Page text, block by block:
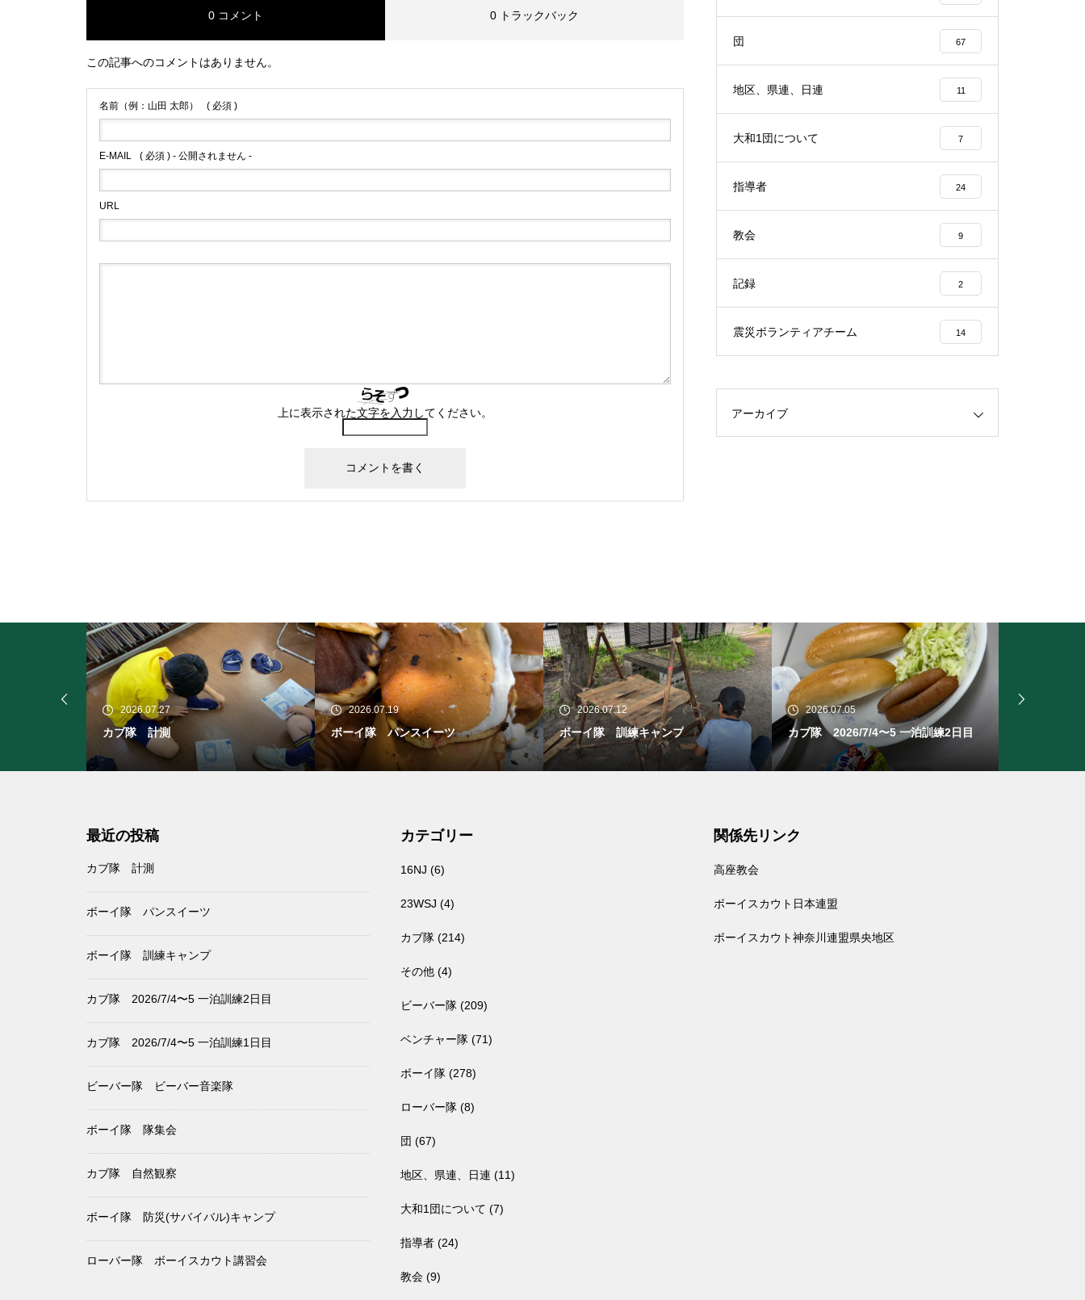
0 コメント 0 トラックバック
この記事へのコメントはありません。
名前（例：山田 太郎） ( 必須 )
E-MAIL ( 必須 ) - 公開されません -
URL
上に表示された文字を入力してください。
団 67
地区、県連、日連 11
大和1団について 7
指導者 24
教会 9
記録 2
震災ボランティアチーム 14
アーカイブ
2026.07.19
ボーイ隊 パンスイーツ
2026.07.12
ボーイ隊 訓練キャンプ
2026.07.05
カブ隊 2026/7/4〜5 一泊訓練2日目
2026.07.05
カブ隊 2026/7/4〜5 一泊訓練1日目
最近の投稿
カブ隊 計測
ボーイ隊 パンスイーツ
ボーイ隊 訓練キャンプ
カブ隊 2026/7/4〜5 一泊訓練2日目
カブ隊 2026/7/4〜5 一泊訓練1日目
ビーバー隊 ビーバー音楽隊
ボーイ隊 隊集会
カブ隊 自然観察
ボーイ隊 防災(サバイバル)キャンプ
ローバー隊 ボーイスカウト講習会
カテゴリー
16NJ (6)
23WSJ (4)
カブ隊(214)
その他(4)
ビーバー隊(209)
ベンチャー隊(71)
ボーイ隊(278)
ローバー隊(8)
団 (67)
地区、県連、日連 (11)
大和1団について (7)
指導者(24)
教会(9)
関係先リンク
高座教会
ボーイスカウト日本連盟
ボーイスカウト神奈川連盟県央地区